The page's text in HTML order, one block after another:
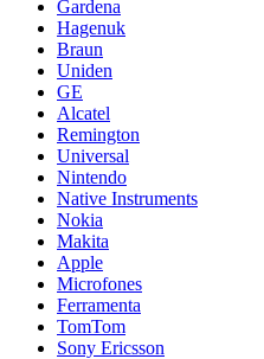
Gardena
Hagenuk
Braun
Uniden
GE
Alcatel
Remington
Universal
Nintendo
Native Instruments
Nokia
Makita
Apple
Microfones
Ferramenta
TomTom
Sony Ericsson